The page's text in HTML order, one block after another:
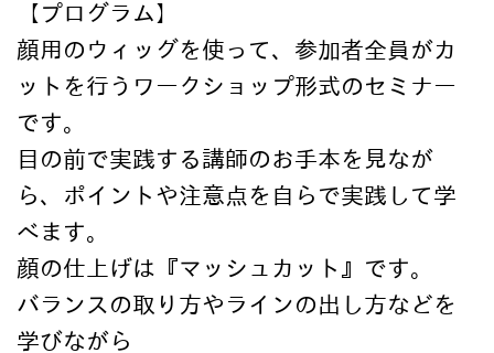
【プログラム】
顔用のウィッグを使って、参加者全員がカ
ットを行うワークショップ形式のセミナー
です。
目の前で実践する講師のお手本を見なが
ら、ポイントや注意点を自らで実践して学
べます。
顔の仕上げは『マッシュカット』です。
バランスの取り方やラインの出し方などを
学びながら